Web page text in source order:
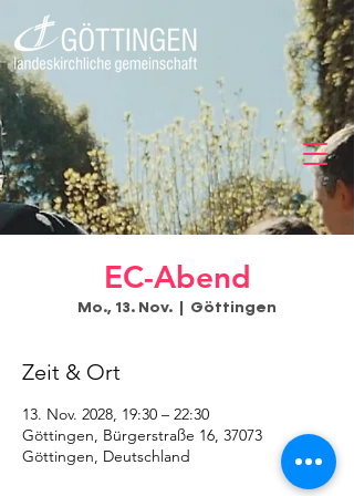
EC-Abend
Mo., 13. Nov.
  |
Göttingen
Zeit & Ort
13. Nov. 2028, 19:30 – 22:30
Göttingen, Bürgerstraße 16, 37073
Göttingen, Deutschland